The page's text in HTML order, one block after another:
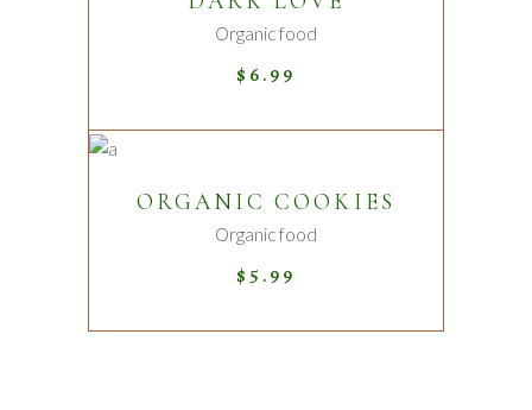
Organic food
$ 6.99
ORGANIC COOKIES
Organic food
$5.99